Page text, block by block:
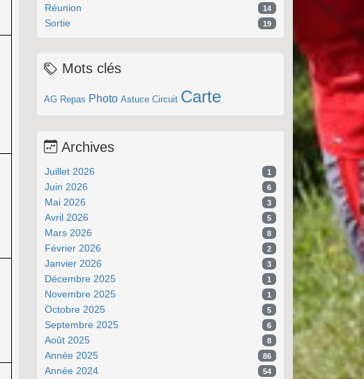
Réunion 14
Sortie 19
Mots clés
AG Repas Photo Astuce Circuit Carte
Archives
Juillet 2026 1
Juin 2026 6
Mai 2026 3
Avril 2026 5
Mars 2026 8
Février 2026 2
Janvier 2026 3
Décembre 2025 1
Novembre 2025 1
Octobre 2025 5
Septembre 2025 6
Août 2025 8
Année 2025 86
Année 2024 54